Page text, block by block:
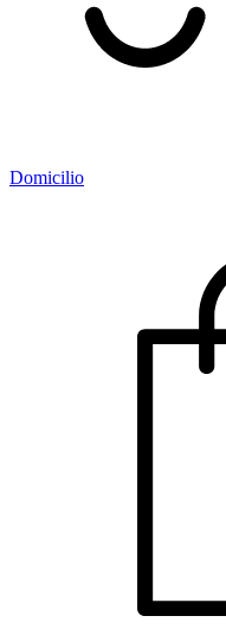
Domicilio